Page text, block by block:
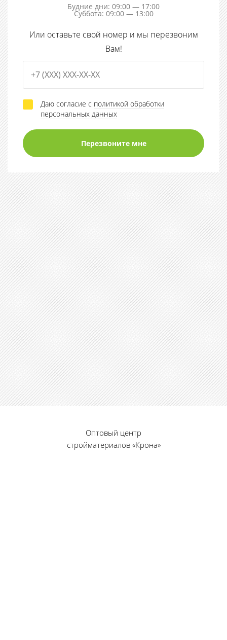
Будние дни: 09:00 — 17:00
Суббота: 09:00 — 13:00
Или оставьте свой номер и мы перезвоним
Вам!
Даю согласие с политикой обработки
персональных данных
Оптовый центр
стройматериалов «Крона»